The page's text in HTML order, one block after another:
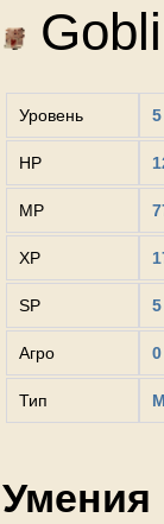
Уровень 5
HP
MP
XP
SP 5
Агро 0
Тип
Умения